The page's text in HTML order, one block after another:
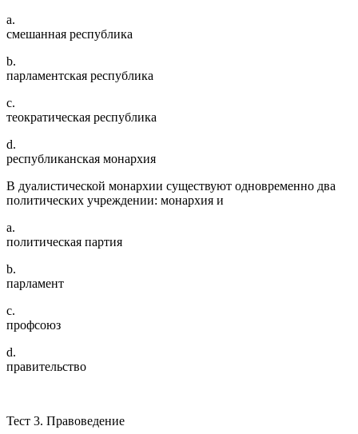
a.
смешанная республика
b.
парламентская республика
c.
теократическая республика
d.
республиканская монархия
В дуалистической монархии существуют одновременно два
политических учреждении: монархия и
a.
политическая партия
b.
парламент
c.
профсоюз
d.
правительство
Тест 3. Правоведение